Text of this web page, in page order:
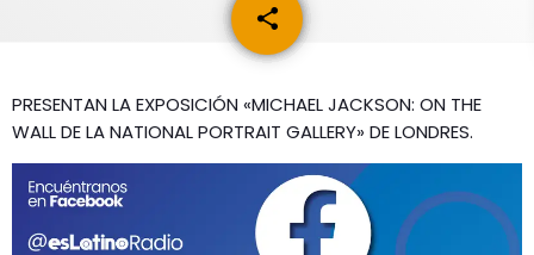
ESLATINO NEWS
ESPECTÁCULOS
GEEKERS
LOS + TOP
PROGRAMACIÓN
INICIO
share
email
PRESENTAN LA EXPOSICIÓN «MICHAEL JACKSON: ON THE
WALL DE LA NATIONAL PORTRAIT GALLERY» DE LONDRES.